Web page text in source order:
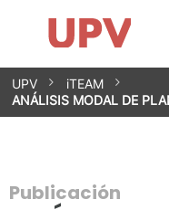
Saltar
contenido
Impacto
Grupos de
Instalaciones
Spin-offs
Contacto
Prácticas
Noticias
Unidad de Igualdad
UPV
iTEAM
ANÁLISIS MODAL DE
Publicación